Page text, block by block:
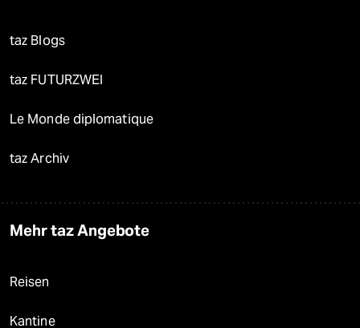
taz Blogs
taz FUTURZWEI
Le Monde diplomatique
taz Archiv
Mehr taz Angebote
Reisen
Kantine